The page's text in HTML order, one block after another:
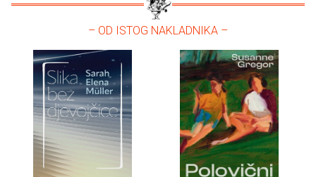
– OD ISTOG NAKLADNIKA –